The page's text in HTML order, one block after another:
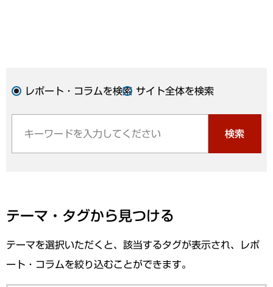
レポート・コラムを検索 サイト全体を検索
検索
テーマ・タグから見つける
テーマを選択いただくと、該当するタグが表示され、レポ
ート・コラムを絞り込むことができます。